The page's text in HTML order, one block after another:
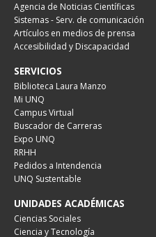
Agencia de Noticias Científicas
Sistemas - Serv. de comunicación
Artículos en medios de prensa
Accesibilidad y Discapacidad
SERVICIOS
Biblioteca Laura Manzo
Mi UNQ
Campus Virtual
Buscador de Carreras
Expo UNQ
RRHH
Pedidos a Intendencia
UNQ Sustentable
UNIDADES ACADÉMICAS
Ciencias Sociales
Ciencia y Tecnología